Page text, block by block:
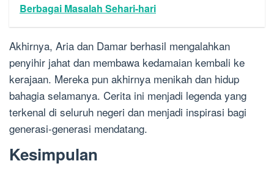
Berbagai Masalah Sehari-hari
Akhirnya, Aria dan Damar berhasil mengalahkan
penyihir jahat dan membawa kedamaian kembali ke
kerajaan. Mereka pun akhirnya menikah dan hidup
bahagia selamanya. Cerita ini menjadi legenda yang
terkenal di seluruh negeri dan menjadi inspirasi bagi
generasi-generasi mendatang.
Kesimpulan